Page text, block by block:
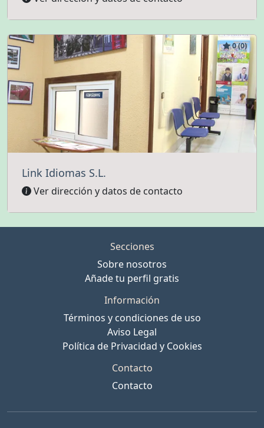
0 (0)
Link Idiomas S.L.
Ver dirección y datos de contacto
Secciones
Sobre nosotros
Añade tu perfil gratis
Información
Términos y condiciones de uso
Aviso Legal
Política de Privacidad y Cookies
Contacto
Contacto